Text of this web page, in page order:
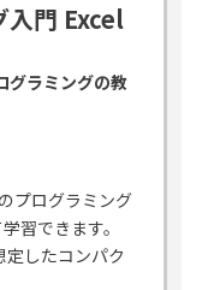
入門 Excel
グラミングの教
プログラミング
習できます。
したコンパク